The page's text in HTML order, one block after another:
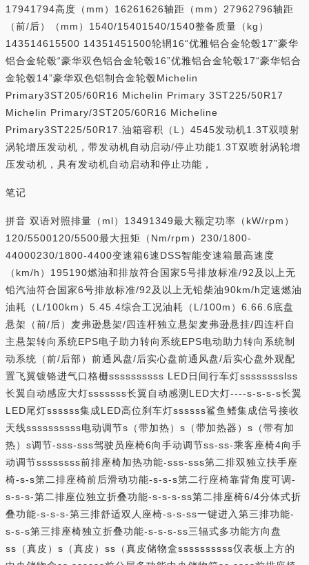
17941794高度（mm）16261626轴距（mm）27962796轴距
（前/后）（mm）1540/15401540/1540整备质量（kg）
143514615500 14351451500轮辋16“优雅铝合金轮毂17”豪华
铝合金轮毂“豪华双色铝合金轮毂16”优雅铝合金轮毂17“豪华铝合
金轮毂14”豪华双色铝制合金轮毂Michelin
Primary3ST205/60R16 Michelin Primary 3ST225/50R17
Michelin Primary/3ST205/60R16 Micheline
Primary3ST225/50R17.油箱容积（L）4545发动机1.3T双喷射
涡轮增压发动机，带发动机自动启动/停止功能1.3T双喷射涡轮增
压发动机，具有发动机自动启动和停止功能，
笔记
拼音 双语对照排量（ml）13491349最大额定功率（kW/rpm）
120/5500120/5500最大扭矩（Nm/rpm）230/1800-
44000230/1800-4400变速箱6速DSS智能变速箱最高速度
（km/h）195190燃油和排放符合国家5号排放标准/92及以上无
铅汽油符合国家6号排放标准/92及以上无铅柴油90km/h定速燃油
油耗（L/100km）5.45.4综合工况油耗（L/100m）6.66.6底盘
悬架（前/后）麦弗逊悬架/四连杆独立悬架麦弗逊悬挂/四连杆自
主悬架转向系统EPS电子助力转向系统EPS电动助力转向系统制
动系统（前/后部）前通风盘/后实心盘前通风盘/后实心盘外观配
置飞翼镀铬进气口格栅ssssssssss LED日间行车灯sssssssslss
长翼自动感应大灯sssssss长翼自动感测LED大灯----s-s-s-s长翼
LED尾灯ssssss集成LED高位刹车灯ssssss鲨鱼鳍集成信号接收
天线ssssssssss电动调节s（带加热）s（带加热器）s（带有加
热）s调节-sss-sss驾驶员座椅6向手动调节ss-ss-乘客座椅4向手
动调节ssssssss前排座椅加热功能-sss-sss第二排双独立扶手座
椅-s-s第二排座椅前后滑动功能-s-s-s第二行座椅靠背角度可调-
s-s-s-第二排座位独立折叠功能-s-s-s-ss第二排座椅6/4分体式折
叠功能-s-s-s-第三排舒适双人座椅-s-s-ss一键进入第三排功能-
s-s-s第三排座椅独立折叠功能-s-s-s-ss三辐式多功能方向盘
ss（真皮）s（真皮）ss（真皮储物盒ssssssssss仪表板上方的